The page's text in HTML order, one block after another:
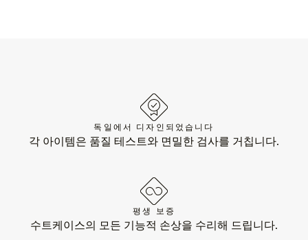
독일에서 디자인되었습니다
각 아이템은 품질 테스트와 면밀한 검사를 거칩니다.
평생 보증
수트케이스의 모든 기능적 손상을 수리해 드립니다.